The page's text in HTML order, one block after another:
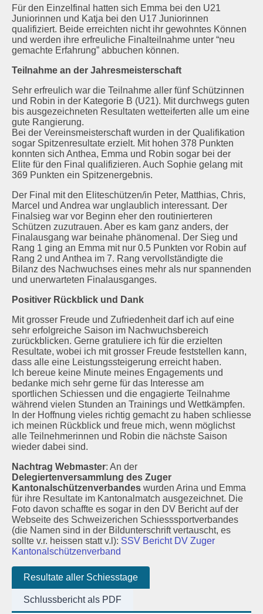
Für den Einzelfinal hatten sich Emma bei den U21
Juniorinnen und Katja bei den U17 Juniorinnen
qualifiziert. Beide erreichten nicht ihr gewohntes Können
und werden ihre erfreuliche Finalteilnahme unter “neu
gemachte Erfahrung” abbuchen können.
Teilnahme an der Jahresmeisterschaft
Sehr erfreulich war die Teilnahme aller fünf Schützinnen
und Robin in der Kategorie B (U21). Mit durchwegs guten
bis ausgezeichneten Resultaten wetteiferten alle um eine
gute Rangierung.
Bei der Vereinsmeisterschaft wurden in der Qualifikation
sogar Spitzenresultate erzielt. Mit hohen 378 Punkten
konnten sich Anthea, Emma und Robin sogar bei der
Elite für den Final qualifizieren. Auch Sophie gelang mit
369 Punkten ein Spitzenergebnis.
Der Final mit den Eliteschützen/in Peter, Matthias, Chris,
Marcel und Andrea war unglaublich interessant. Der
Finalsieg war vor Beginn eher den routinierteren
Schützen zuzutrauen. Aber es kam ganz anders, der
Finalausgang war beinahe phänomenal. Der Sieg und
Rang 1 ging an Emma mit nur 0.5 Punkten vor Robin auf
Rang 2 und Anthea im 7. Rang vervollständigte die
Bilanz des Nachwuchses eines mehr als nur spannenden
und unerwarteten Finalausganges.
Positiver Rückblick und Dank
Mit grosser Freude und Zufriedenheit darf ich auf eine
sehr erfolgreiche Saison im Nachwuchsbereich
zurückblicken. Gerne gratuliere ich für die erzielten
Resultate, wobei ich mit grosser Freude feststellen kann,
dass alle eine Leistungssteigerung erreicht haben.
Ich bereue keine Minute meines Engagements und
bedanke mich sehr gerne für das Interesse am
sportlichen Schiessen und die engagierte Teilnahme
während vielen Stunden an Trainings und Wettkämpfen.
In der Hoffnung vieles richtig gemacht zu haben schliesse
ich meinen Rückblick und freue mich, wenn möglichst
alle Teilnehmerinnen und Robin die nächste Saison
wieder dabei sind.
Nachtrag Webmaster: An der
Delegiertenversammlung des Zuger
Kantonalschützenverbandes wurden Arina und Emma
für ihre Resultate im Kantonalmatch ausgezeichnet. Die
Foto davon schaffte es sogar in den DV Bericht auf der
Webseite des Schweizerichen Schiesssportverbandes
(die Namen sind in der Bildunterschrift vertauscht, es
sollte v.r. heissen statt v.l): SSV Bericht DV Zuger
Kantonalschützenverband
Resultate aller Schiesstage
Schlussbericht als PDF